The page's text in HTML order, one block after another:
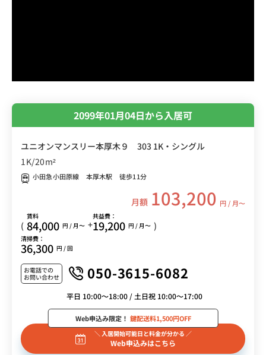
2099年01月04日から入居可
ユニオンマンスリー本厚木９ 303 1K・シングル
1K/20m²
小田急小田原線 本厚木駅 徒歩11分
月額 103,200 円 / 月〜
(
賃料
84,000 円 / 月〜 +
共益費：
19,200 円 / 月〜 )
清掃費：
36,300 円 / 回
お電話での
お問い合わせ
050-3615-6082
平日 10:00～18:00 / 土日祝 10:00～17:00
＼ 入居開始可能日と料金が分かる ／
Web申込みはこちら
Web申込み限定！ 鍵配送料1,500円OFF